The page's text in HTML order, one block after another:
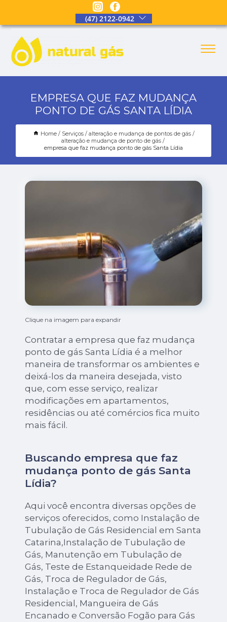
(47) 2122-0942
EMPRESA QUE FAZ MUDANÇA
PONTO DE GÁS SANTA LÍDIA
Home Serviços
alteração e mudança de pontos de gás
alteração e mudança de ponto de gás
empresa que faz mudança ponto de gás Santa Lídia
Clique na imagem para expandir
Contratar a empresa que faz mudança
ponto de gás Santa Lídia é a melhor
maneira de transformar os ambientes e
deixá-los da maneira desejada, visto
que, com esse serviço, realizar
modificações em apartamentos,
residências ou até comércios fica muito
mais fácil.
Buscando empresa que faz
mudança ponto de gás Santa
Lídia?
Aqui você encontra diversas opções de
serviços oferecidos, como Instalação de
Tubulação de Gás Residencial em Santa
Catarina,Instalação de Tubulação de
Gás, Manutenção em Tubulação de
Gás, Teste de Estanqueidade Rede de
Gás, Troca de Regulador de Gás,
Instalação e Troca de Regulador de Gás
Residencial, Mangueira de Gás
Encanado e Conversão Fogão para Gás